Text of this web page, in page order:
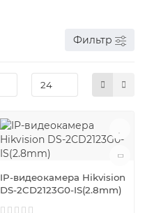
Фильтр
IP-видеокамера Hikvision
DS-2CD2123G0-IS(2.8mm)